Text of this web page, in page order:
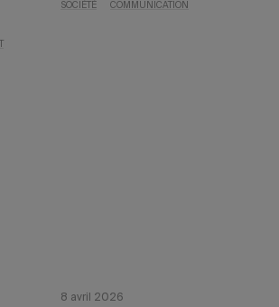
SOCIÉTÉ COMMUNICATION
8 avril 2026